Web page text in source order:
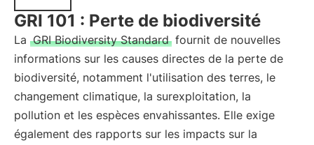
GRI 101 : Perte de biodiversité
La GRI Biodiversity Standard fournit de nouvelles
informations sur les causes directes de la perte de
biodiversité, notamment l'utilisation des terres, le
changement climatique, la surexploitation, la
pollution et les espèces envahissantes. Elle exige
également des rapports sur les impacts sur la